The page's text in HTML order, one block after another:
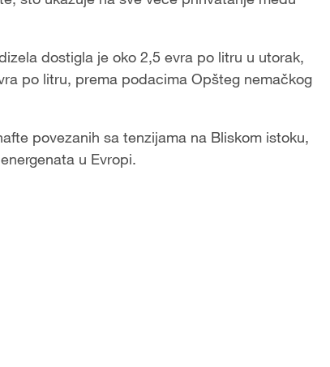
dostigla je oko 2,5 evra po litru u utorak,
po litru, prema podacima Opšteg nemačkog
povezanih sa tenzijama na Bliskom istoku,
u Evropi.